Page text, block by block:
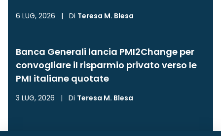
6 LUG, 2026 | Di Teresa M. Blesa
Banca Generali lancia PMI2Change per
convogliare il risparmio privato verso le
PMI italiane quotate
3 LUG, 2026 | Di Teresa M. Blesa